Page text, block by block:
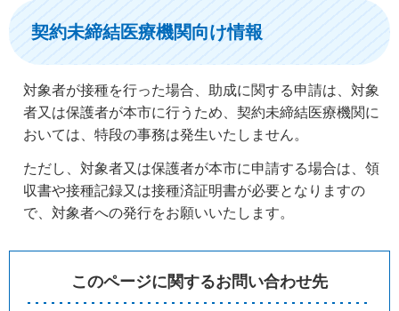
契約未締結医療機関向け情報
対象者が接種を行った場合、助成に関する申請は、対象
者又は保護者が本市に行うため、契約未締結医療機関に
おいては、特段の事務は発生いたしません。
ただし、対象者又は保護者が本市に申請する場合は、領
収書や接種記録又は接種済証明書が必要となりますの
で、対象者への発行をお願いいたします。
このページに関するお問い合わせ先